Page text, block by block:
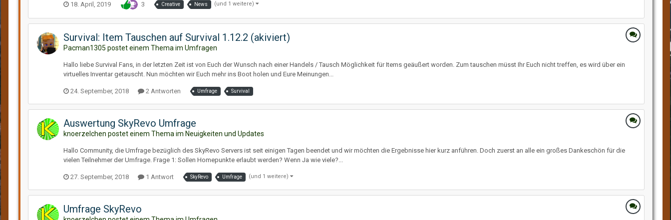
18. April, 2019 3 Creative News (und 1 weitere)
Survival: Item Tauschen auf Survival 1.12.2 (akiviert)
Pacman1305 postet einem Thema im Umfragen
Hallo liebe Survival Fans, in der letzten Zeit ist von Euch der Wunsch nach einer Handels / Tausch Möglichkeit für Items geäußert worden. Zum tauschen müsst Ihr Euch nicht treffen, es wird über ein
virtuelles Inventar getauscht. Nun möchten wir Euch mehr ins Boot holen und Eure Meinungen...
24. September, 2018 2 Antworten Umfrage Survival
Auswertung SkyRevo Umfrage
knoerzelchen postet einem Thema im Neuigkeiten und Updates
Hallo Community, die Umfrage bezüglich des SkyRevo Servers ist seit einigen Tagen beendet und wir möchten die Ergebnisse hier kurz anführen. Doch zuerst an alle ein großes Dankeschön für die
vielen Teilnehmer der Umfrage. Frage 1: Sollen Homepunkte erlaubt werden? Wenn Ja wie viele?...
27. September, 2018 1 Antwort SkyRevo Umfrage (und 1 weitere)
Umfrage SkyRevo